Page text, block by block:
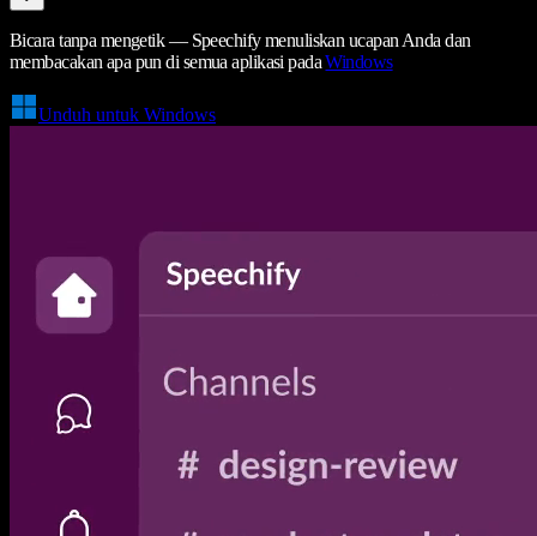
Bicara tanpa mengetik — Speechify menuliskan ucapan Anda dan
membacakan apa pun di semua aplikasi padaWindows
Unduh untuk Windows